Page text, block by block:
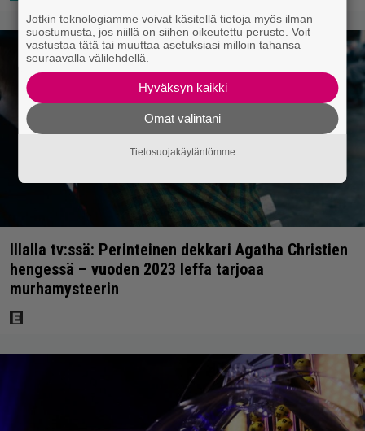
Illalla tv:ssä: Perinteinen dekkari Agatha Christien
hengessä – vuoden 2023 leffa tarjoaa
murhamysteerin
Jotkin teknologiamme voivat käsitellä tietoja myös ilman
suostumusta, jos niillä on siihen oikeutettu peruste. Voit
vastustaa tätä tai muuttaa asetuksiasi milloin tahansa
seuraavalla välilehdellä.
Hyväksyn kaikki
Omat valintani
Tietosuojakäytäntömme